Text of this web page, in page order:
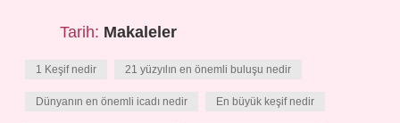
Tarih: Makaleler
1 Keşif nedir 21 yüzyılın en önemli buluşu nedir
Dünyanın en önemli icadı nedir En büyük keşif nedir